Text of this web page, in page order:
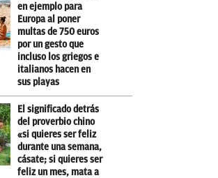
en ejemplo para
Europa al poner
multas de 750 euros
por un gesto que
incluso los griegos e
italianos hacen en
sus playas
El significado detrás
del proverbio chino
«si quieres ser feliz
durante una semana,
cásate; si quieres ser
feliz un mes, mata a